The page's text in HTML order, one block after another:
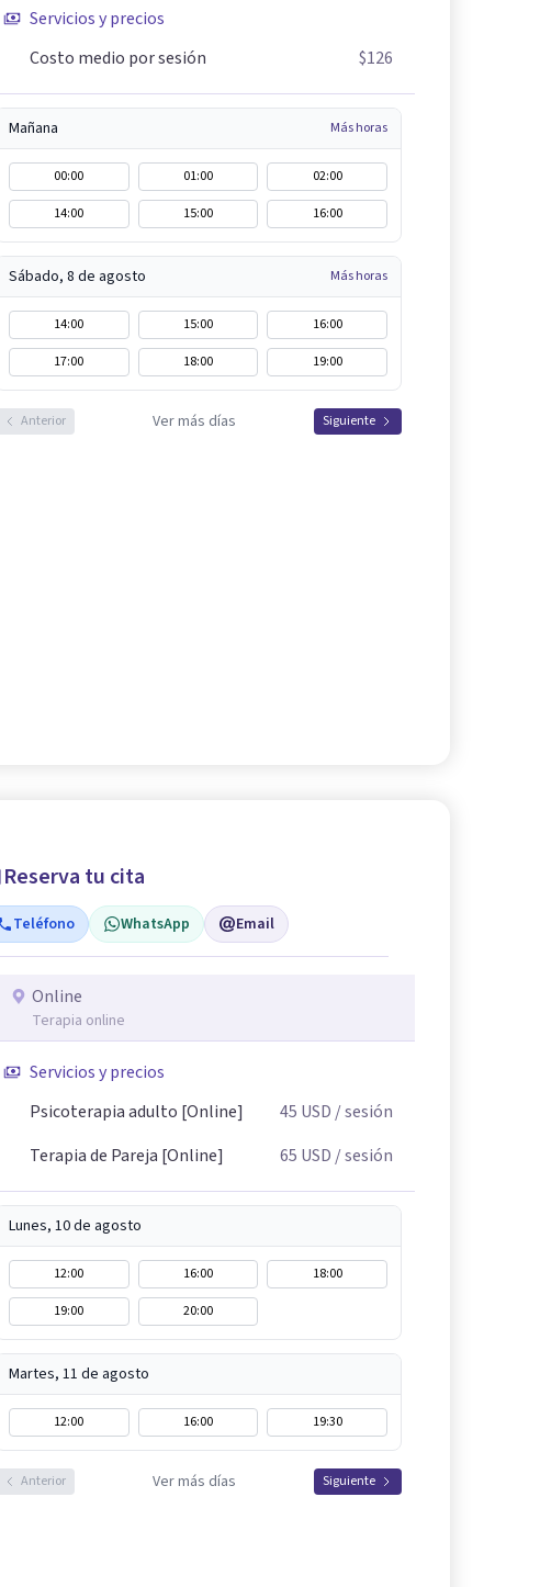
Servicios y precios
Costo medio por sesión
$126
Mañana Más horas
00:00 01:00
02:00
14:00
15:00 16:00
Sábado, 8 de agosto Más horas
14:00 15:00
16:00
17:00
18:00 19:00
Anterior Ver más días Siguiente
Reserva tu cita
Teléfono WhatsApp Email
Online
Terapia online
Servicios y precios
Psicoterapia adulto [Online]
45 USD / sesión
Terapia de Pareja [Online]
65 USD / sesión
Lunes, 10 de agosto
12:00 16:00
18:00
19:00
20:00
Martes, 11 de agosto
12:00 16:00 19:30
Anterior Ver más días Siguiente